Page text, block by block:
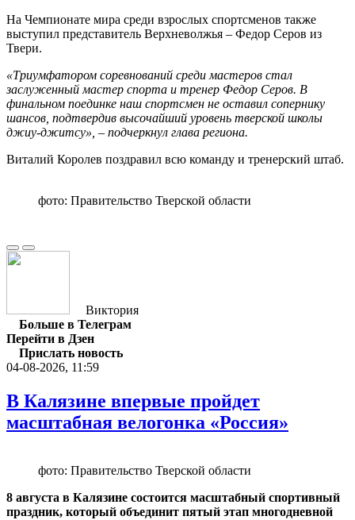
На Чемпионате мира среди взрослых спортсменов также
выступил представитель Верхневолжья – Федор Серов из
Твери.
«Триумфатором соревнований среди мастеров стал
заслуженный мастер спорта и тренер Федор Серов. В
финальном поединке наш спортсмен не оставил сопернику
шансов, подтвердив высочайший уровень тверской школы
джиу-джитсу», – подчеркнул глава региона.
Виталий Королев поздравил всю команду и тренерский штаб.
фото: Правительство Тверской области
Виктория
Больше в Телеграм
Перейти в Дзен
Прислать новость
04-08-2026, 11:59
В Калязине впервые пройдет
масштабная велогонка «Россия»
фото: Правительство Тверской области
8 августа в Калязине состоится масштабный спортивный
праздник, который объединит пятый этап многодневной